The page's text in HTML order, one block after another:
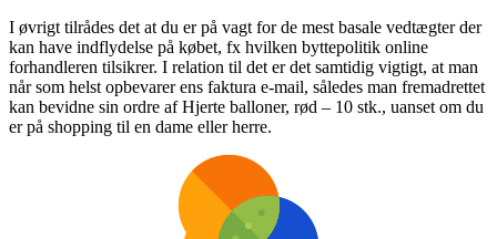
I øvrigt tilrådes det at du er på vagt for de mest basale vedtægter der
kan have indflydelse på købet, fx hvilken byttepolitik online
forhandleren tilsikrer. I relation til det er det samtidig vigtigt, at man
når som helst opbevarer ens faktura e-mail, således man fremadrettet
kan bevidne sin ordre af Hjerte balloner, rød – 10 stk., uanset om du
er på shopping til en dame eller herre.